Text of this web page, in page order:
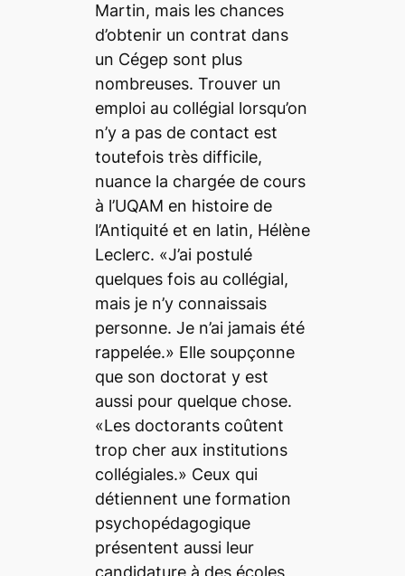
Martin, mais les chances
d’obtenir un contrat dans
un Cégep sont plus
nombreuses. Trouver un
emploi au collégial lorsqu’on
n’y a pas de contact est
toutefois très difficile,
nuance la chargée de cours
à l’UQAM en histoire de
l’Antiquité et en latin, Hélène
Leclerc. «J’ai postulé
quelques fois au collégial,
mais je n’y connaissais
personne. Je n’ai jamais été
rappelée.» Elle soupçonne
que son doctorat y est
aussi pour quelque chose.
«Les doctorants coûtent
trop cher aux institutions
collégiales.» Ceux qui
détiennent une formation
psychopédagogique
présentent aussi leur